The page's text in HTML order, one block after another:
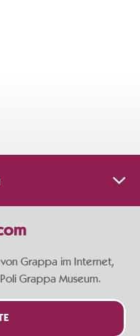
Grappa im Internet,
Grappa Museum.